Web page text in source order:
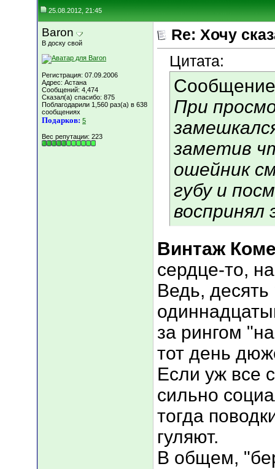
25.08.2012, 21:45
Baron
В доску свой
Регистрация: 07.09.2006
Адрес: Астана
Сообщений: 4,474
Сказал(а) спасибо: 875
Поблагодарили 1,560 раз(а) в 638
сообщениях
Подарков: 5
Вес репутации: 223
Re: Хочу
Цитата:
При
заметив
ошейник
губу и
воспринял
Винтаж
сердце-то,
Ведь, десять
за рингом
тот день
Если уж все
сильно
тогда
гуляют.
В общем,